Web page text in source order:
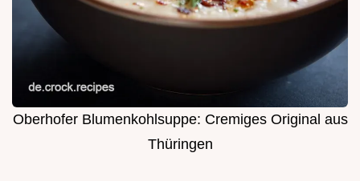
Oberhofer Blumenkohlsuppe: Cremiges Original aus
Thüringen